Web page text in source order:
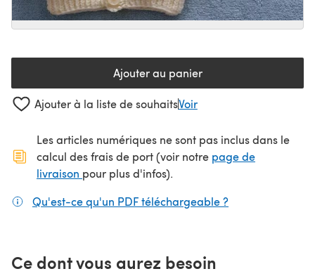
Ajouter au panier
Ajouter à la liste de souhaitsVoir
Les articles numériques ne sont pas inclus dans le
calcul des frais de port (voir notre page de
livraison (s'ouvre dans un nouvel onglet)
pour plus d'infos).
Qu'est-ce qu'un PDF téléchargeable ?
Ce dont vous aurez besoin